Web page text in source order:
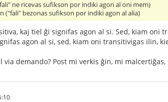
ne ricevas sufikson por indiki agon al oni mem)
("fali" bezonas sufikson por indiki agon al alia)
kaj tiel ĝi signifas agon al si. Sed, kiam oni
agon al si, sed, kiam oni transitivigas ilin,
via demando? Post mi verkis ĝin, mi